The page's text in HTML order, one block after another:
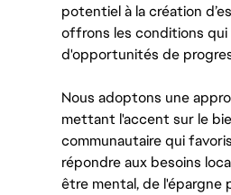
potentiel à la création
offrons les conditions
d'opportunités de
Nous adoptons une
mettant l'accent sur le
communautaire qui
répondre aux besoins
être mental, de l'épargne